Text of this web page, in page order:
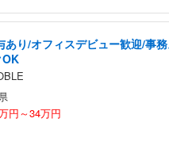
あり/オフィスデビュー歓迎/事
OK
円～34万円